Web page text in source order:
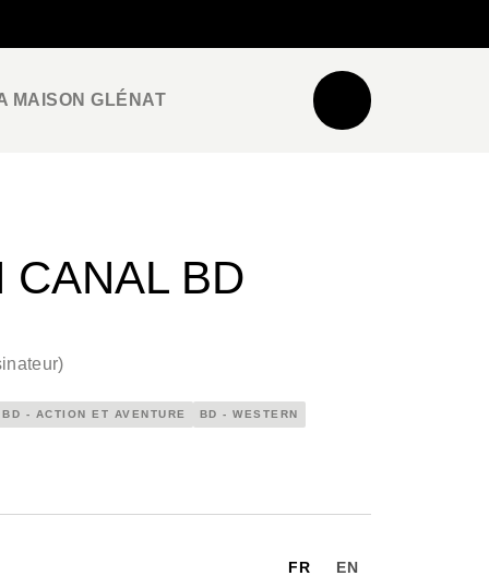
MAISON GLÉNAT
CANAL BD
)
BD - ACTION ET AVENTURE BD - WESTERN
FR EN